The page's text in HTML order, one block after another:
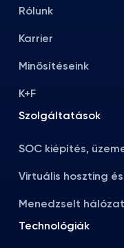
Rólunk
Karrier
Minősítéseink
K+F
Szolgáltatások
SOC kiépítés,
Virtuális hoszting
Menedzselt
Technológiák